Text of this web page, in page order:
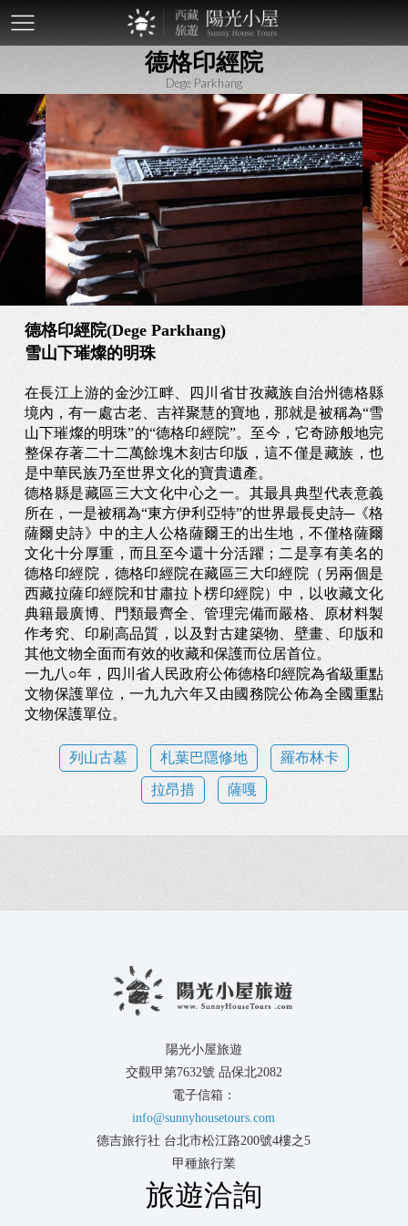
德格印經院
Dege Parkhang
德格印經院(Dege Parkhang)
雪山下璀燦的明珠
在長江上游的金沙江畔、四川省甘孜藏族自治州德格縣
境內，有一處古老、吉祥聚慧的寶地，那就是被稱為“雪
山下璀燦的明珠”的“德格印經院”。至今，它奇跡般地完
整保存著二十二萬餘塊木刻古印版，這不僅是藏族，也
是中華民族乃至世界文化的寶貴遺產。
德格縣是藏區三大文化中心之一。其最具典型代表意義
所在，一是被稱為“東方伊利亞特”的世界最長史詩─《格
薩爾史詩》中的主人公格薩爾王的出生地，不僅格薩爾
文化十分厚重，而且至今還十分活躍；二是享有美名的
德格印經院，德格印經院在藏區三大印經院（另兩個是
西藏拉薩印經院和甘肅拉卜楞印經院）中，以收藏文化
典籍最廣博、門類最齊全、管理完備而嚴格、原材料製
作考究、印刷高品質，以及對古建築物、壁畫、印版和
其他文物全面而有效的收藏和保護而位居首位。
一九八○年，四川省人民政府公佈德格印經院為省級重點
文物保護單位，一九九六年又由國務院公佈為全國重點
文物保護單位。
列山古墓 札葉巴隱修地 羅布林卡
拉昂措 薩嘎
陽光小屋旅遊
交觀甲第7632號 品保北2082
電子信箱：
info@sunnyhousetours.com
德吉旅行社 台北市松江路200號4樓之5
甲種旅行業
旅遊洽詢